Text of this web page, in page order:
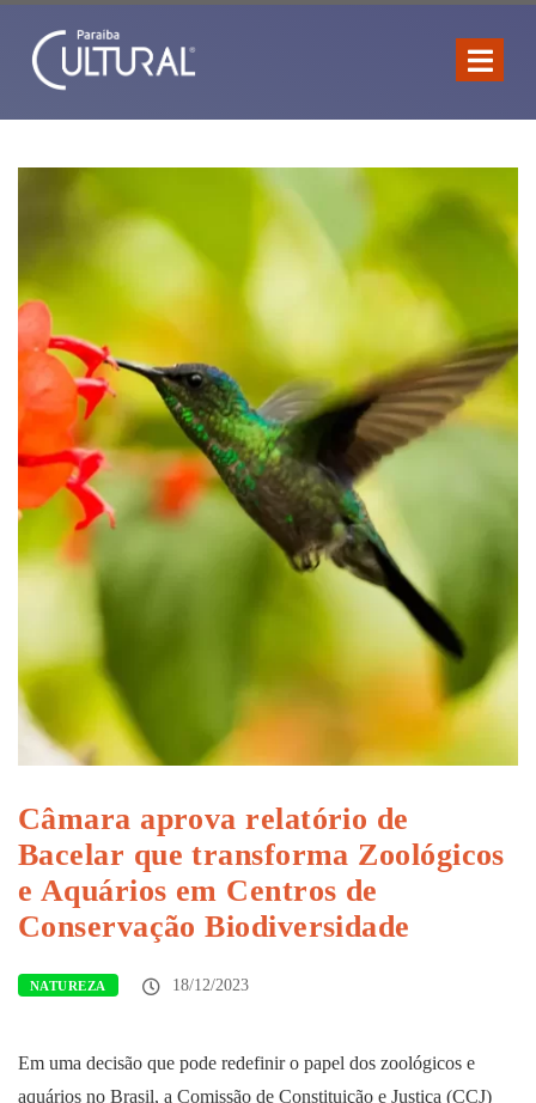
Câmara aprova relatório de
Bacelar que transforma Zoológicos
e Aquários em Centros de
Conservação Biodiversidade
NATUREZA 18/12/2023
Em uma decisão que pode redefinir o papel dos zoológicos e
aquários no Brasil, a Comissão de Constituição e Justiça (CCJ)